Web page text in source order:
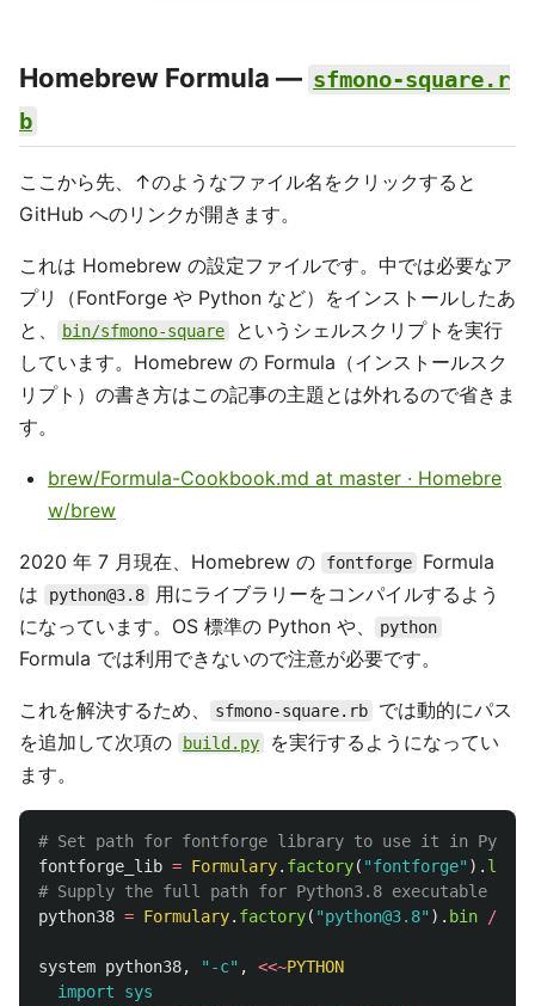
Homebrew Formula –– sfmono-square.r
b
ここから先、↑のようなファイル名をクリックすると
GitHub へのリンクが開きます。
これは Homebrew の設定ファイルです。中では必要なア
プリ（FontForge や Python など）をインストールしたあ
と、
bin/sfmono-square
というシェルスクリプトを実行
しています。Homebrew の Formula（インストールスク
リプト）の書き方はこの記事の主題とは外れるので省きま
す。
brew/Formula-Cookbook.md at master · Homebre
w/brew
2020 年 7 月現在、Homebrew の fontforge
Formula
は
python@3.8
用にライブラリーをコンパイルするよう
になっています。OS 標準の Python や、
python
Formula では利用できないので注意が必要です。
これを解決するため、 sfmono-square.rb
では動的にパス
を追加して次項の
build.py
を実行するようになってい
ます。
# Set path for fontforge library to use it in Python
fontforge_lib = Formulary. factory( "fontforge" ). lib
# Supply the full path for Python3.8 executable to
python38 = Formulary. factory( "python@3.8" ). bin /
system python38, "-c" , <<~PYTHON
  import sys